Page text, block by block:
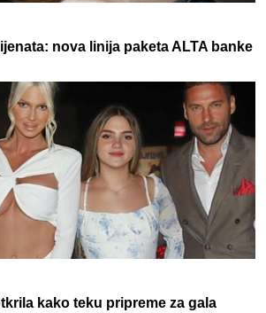
nova linija paketa ALTA banke
kako teku pripreme za gala